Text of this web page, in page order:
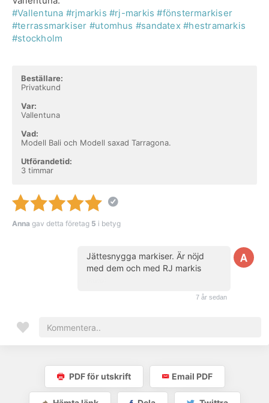
#Vallentuna #rjmarkis #rj-markis #fönstermarkiser
#terrassmarkiser #utomhus #sandatex #hestramarkis
#stockholm
Beställare:
Privatkund
Var:
Vallentuna
Vad:
Modell Bali och Modell saxad Tarragona.
Utförandetid:
3 timmar
Anna gav detta företag 5 i betyg
Jättesnygga markiser. Är nöjd
med dem och med RJ markis
7 år sedan
PDF för utskrift Email PDF